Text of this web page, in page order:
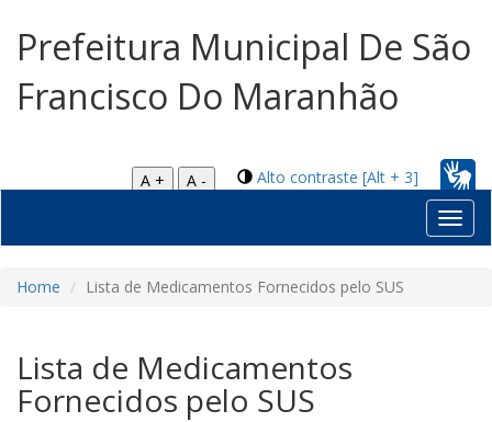
Prefeitura Municipal De São
Francisco Do Maranhão
Alto contraste [Alt + 3]
A +
A -
Home Lista de Medicamentos Fornecidos pelo SUS
Lista de Medicamentos
Fornecidos pelo SUS